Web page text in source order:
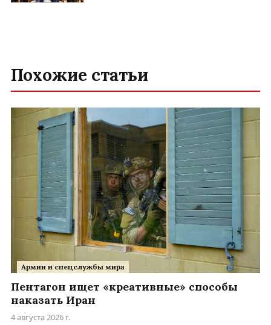
Похожие статьи
Армии и спецслужбы мира
Пентагон ищет «креативные» способы
наказать Иран
4 августа 2026 г.